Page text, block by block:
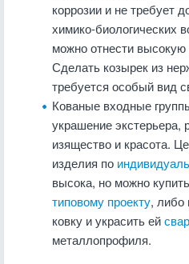
коррозии и не требует
химико-биологических
можно отнести
Сделать козырек из
требуется особый вид
Кованые входные
украшение экстерьера,
изящество и красота.
изделия по
высока, но можно
типовому проекту, либо
ковку и украсить ей
металлопрофиля.